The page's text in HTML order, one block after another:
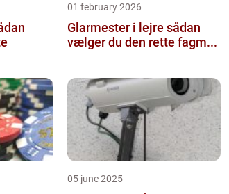
01 february 2026
Glarmester i lejre sådan
vælger du den rette fagm...
05 june 2025